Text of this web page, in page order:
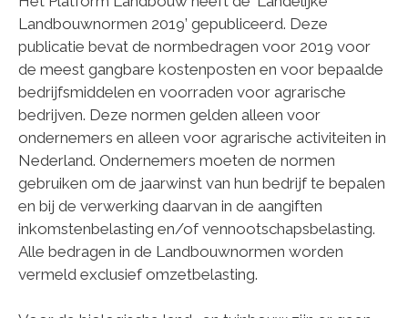
Landbouwnormen 2019’ gepubliceerd. Deze
publicatie bevat de normbedragen voor 2019 voor
de meest gangbare kostenposten en voor bepaalde
bedrijfsmiddelen en voorraden voor agrarische
bedrijven. Deze normen gelden alleen voor
ondernemers en alleen voor agrarische activiteiten in
Nederland. Ondernemers moeten de normen
gebruiken om de jaarwinst van hun bedrijf te bepalen
en bij de verwerking daarvan in de aangiften
inkomstenbelasting en/of vennootschapsbelasting.
Alle bedragen in de Landbouwnormen worden
vermeld exclusief omzetbelasting.